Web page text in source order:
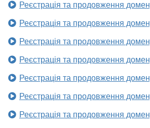
Реєстрація та продовження
Реєстрація та продовження
Реєстрація та продовження
Реєстрація та продовження
Реєстрація та продовження
Реєстрація та продовження
Реєстрація та продовження